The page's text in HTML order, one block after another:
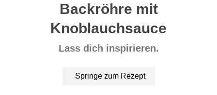
Backröhre mit
Knoblauchsauce
Lass dich inspirieren.
Springe zum Rezept